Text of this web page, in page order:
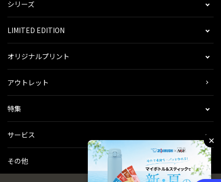
シリーズ
LIMITED EDITION
オリジナルプリント
アウトレット
特集
サービス
その他
✕